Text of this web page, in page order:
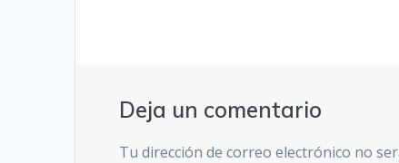
Deja un comentario
Tu dirección de correo electrónico no